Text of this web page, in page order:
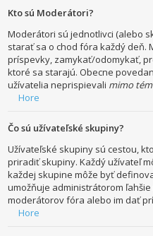
Kto sú Moderátori?
Moderátori sú jednotlivci (alebo
starať sa o chod fóra každý
príspevky, zamykať/odomykať,
ktoré sa starajú. Obecne
užívatelia neprispievali mimo tém
Hore
Čo sú užívateľské skupiny?
Užívateľské skupiny sú cestou,
priradiť skupiny. Každý užívateľ
každej skupine môže byť
umožňuje administrátorom
moderátorov fóra alebo im dať
Hore